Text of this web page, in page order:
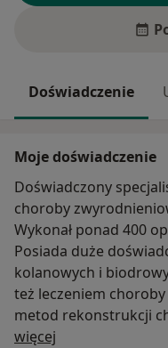
Doświadczenie
Moje doświadczenie
Doświadczony
choroby
Wykonał ponad 400
Posiada duże
kolanowych i
też leczeniem
metod rekonstrukcji
urazach kończyn przy
więcej